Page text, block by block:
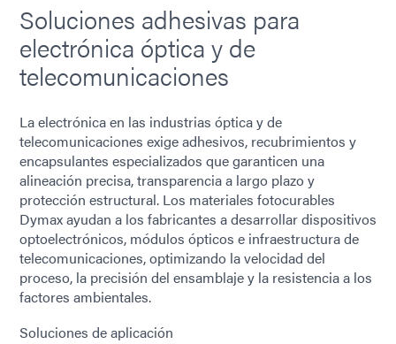
Soluciones adhesivas para
electrónica óptica y de
telecomunicaciones
La electrónica en las industrias óptica y de
telecomunicaciones exige adhesivos, recubrimientos y
encapsulantes especializados que garanticen una
alineación precisa, transparencia a largo plazo y
protección estructural. Los materiales fotocurables
Dymax ayudan a los fabricantes a desarrollar dispositivos
optoelectrónicos, módulos ópticos e infraestructura de
telecomunicaciones, optimizando la velocidad del
proceso, la precisión del ensamblaje y la resistencia a los
factores ambientales.
Soluciones de aplicación